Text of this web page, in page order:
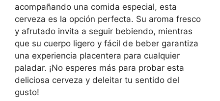
acompañando una comida especial, esta
cerveza es la opción perfecta. Su aroma fresco
y afrutado invita a seguir bebiendo, mientras
que su cuerpo ligero y fácil de beber garantiza
una experiencia placentera para cualquier
paladar. ¡No esperes más para probar esta
deliciosa cerveza y deleitar tu sentido del
gusto!